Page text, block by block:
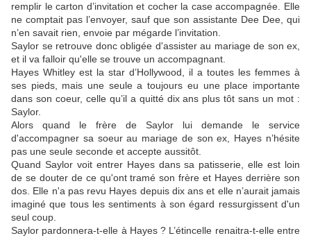
remplir le carton d’invitation et cocher la case accompagnée. Elle
ne comptait pas l’envoyer, sauf que son assistante Dee Dee, qui
n’en savait rien, envoie par mégarde l’invitation.
Saylor se retrouve donc obligée d'assister au mariage de son ex,
et il va falloir qu'elle se trouve un accompagnant.
Hayes Whitley est la star d’Hollywood, il a toutes les femmes à
ses pieds, mais une seule a toujours eu une place importante
dans son coeur, celle qu’il a quitté dix ans plus tôt sans un mot :
Saylor.
Alors quand le frère de Saylor lui demande le service
d'accompagner sa soeur au mariage de son ex, Hayes n’hésite
pas une seule seconde et accepte aussitôt.
Quand Saylor voit entrer Hayes dans sa patisserie, elle est loin
de se douter de ce qu'ont tramé son frère et Hayes derrière son
dos. Elle n'a pas revu Hayes depuis dix ans et elle n’aurait jamais
imaginé que tous les sentiments à son égard ressurgissent d'un
seul coup.
Saylor pardonnera-t-elle à Hayes ? L’étincelle renaitra-t-elle entre